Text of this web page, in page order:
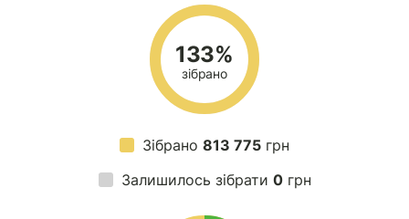
133%
зібрано
Зібрано 813 775 грн
Залишилось зібрати 0грн